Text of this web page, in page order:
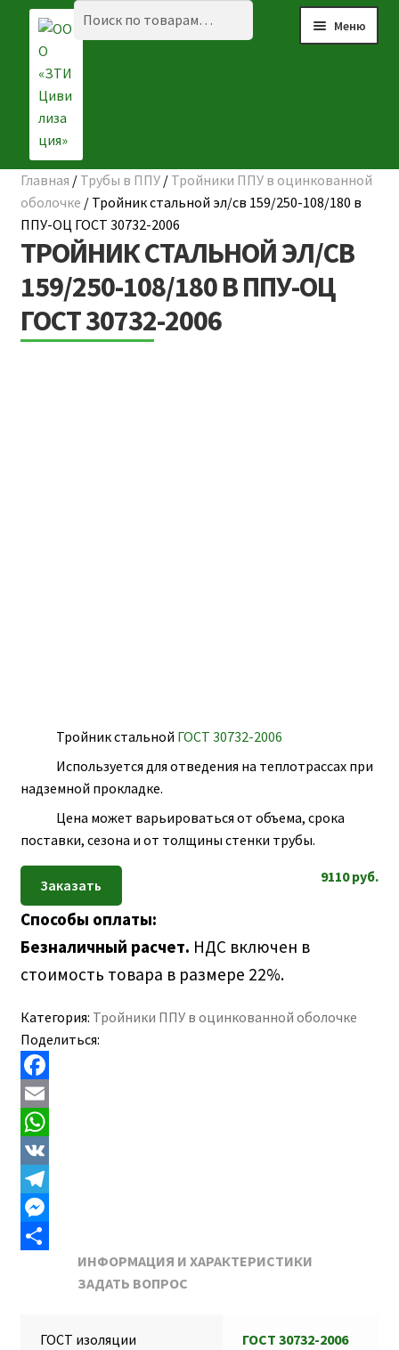
Перейти
навигации
Перейти
содержимому
Искать:
Поиск
Меню
☰ КАТАЛОГ
ГЛАВНАЯ
О КОМПАНИИ
НАШИ ОБЪЕКТЫ
Главная / Трубы в ППУ/ Тройники ППУ в оцинкованной
оболочке / Тройник стальной эл/св 159/250-108/180 в
ППУ-ОЦ ГОСТ 30732-2006
ТРОЙНИК СТАЛЬНОЙ ЭЛ/СВ
159/250-108/180 В ППУ-ОЦ
ГОСТ 30732-2006
Тройник стальной ГОСТ 30732-2006
Используется для отведения на теплотрассах при
надземной прокладке.
Цена может варьироваться от объема, срока
поставки, сезона и от толщины стенки трубы.
9110руб.
Способы оплаты:
Безналичный расчет. НДС включен в
стоимость товара в размере 22%.
Категория: Тройники ППУ в оцинкованной оболочке
Поделиться:
F
a
c
e
b
o
E
m
a
W
h
a
t
V
K
T
eM
ИНФОРМАЦИЯ И ХАРАКТЕРИСТИКИ
ЗАДАТЬ ВОПРОС
ГОСТ изоляции ГОСТ 30732-2006